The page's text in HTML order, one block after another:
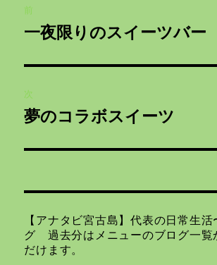
稿
ビ
ゲ
ー
ン
前
前
投
稿:
一夜限りのスイーツバー
次
次
投
夢のコラボスイーツ
【アナタビ宮古島】代表の日常生活
グ 過去分はメニューのブログ一覧
だけます。